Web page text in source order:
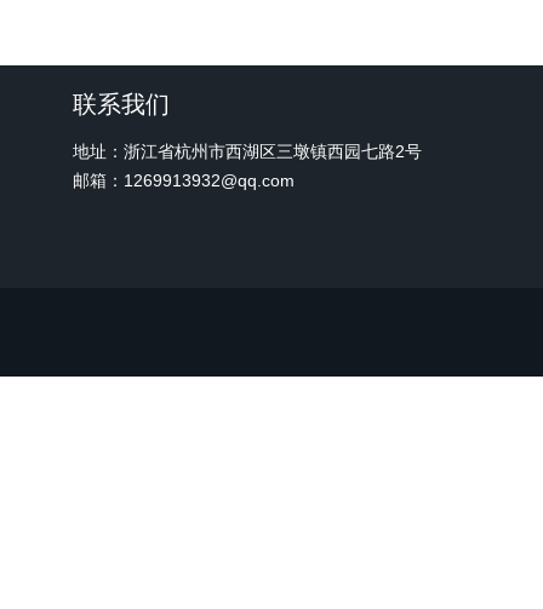
联系我们
地址：浙江省杭州市西湖区三墩镇西园七路2号
邮箱：1269913932@qq.com